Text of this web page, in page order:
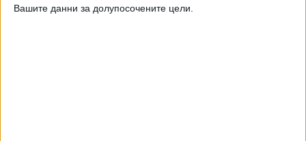
Вашите данни за долупосочените цели.